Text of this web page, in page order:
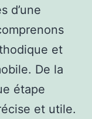
d’une
et
De la
étape
et utile.